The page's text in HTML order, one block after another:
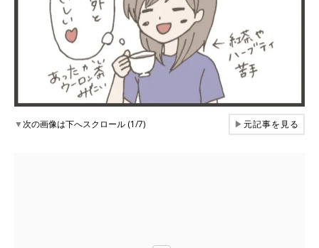
▼次の画像は下へスクロール (1/7) ▶元記事を見る